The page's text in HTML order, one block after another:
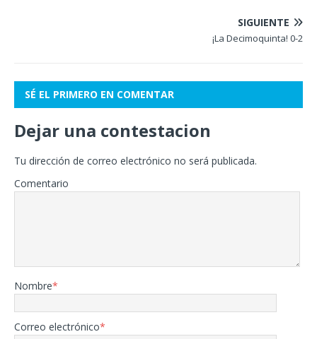
SIGUIENTE
¡La Decimoquinta! 0-2
SÉ EL PRIMERO EN COMENTAR
Dejar una contestacion
Tu dirección de correo electrónico no será publicada.
Comentario
Nombre*
Correo electrónico*